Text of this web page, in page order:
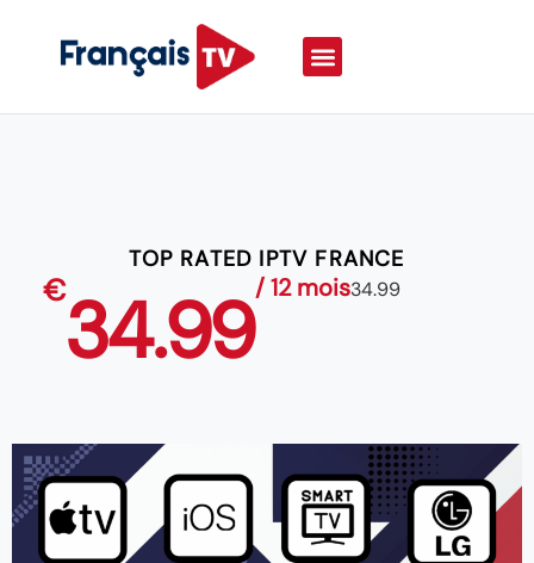
TOP RATED IPTV FRANCE
€34.99/ 12 mois34.99